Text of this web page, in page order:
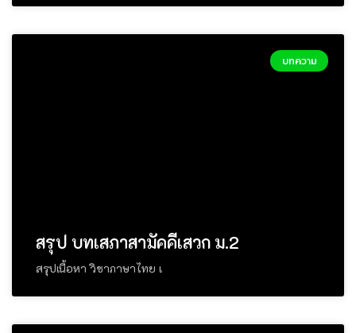
บทความ
สรุป บทเสภาสามัคคีเสวก ม.2
สรุปเนื้อหา วิชาภาษาไทย เ